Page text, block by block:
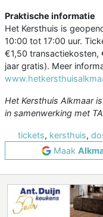
Praktische informatie
Het Kersthuis is
10:00 tot 17:00 uur.
€1,50 transactiekosten,
jaar gratis). Meer
Het Kersthuis Alkmaar
in samenwerking met
tickets, kersthuis,
Maak